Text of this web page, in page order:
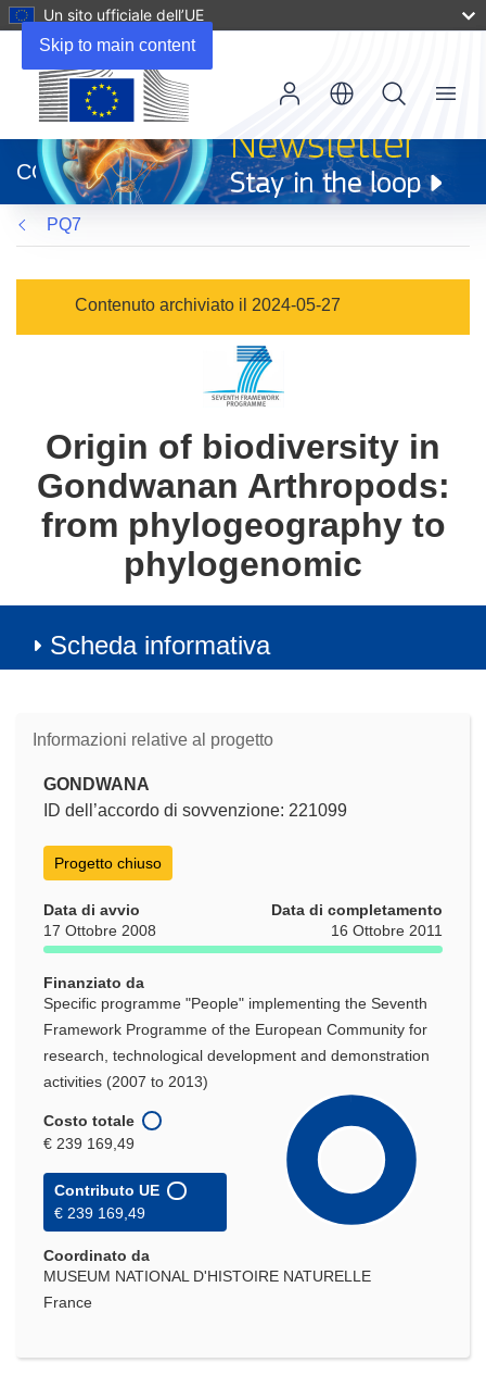
Skip to main content
Un sito ufficiale dell’UE
apre
in
una
nuova
finestra)
CORDIS
Menu
PQ7
Contenuto archiviato il 2024-05-27
Origin of biodiversity in
Gondwanan Arthropods:
from phylogeography to
phylogenomic
Scheda informativa
Informazioni relative al progetto
GONDWANA
ID dell’accordo di sovvenzione: 221099
Progetto chiuso
Data di avvio
17 Ottobre 2008
Data di completamento
16 Ottobre 2011
Finanziato da
Specific programme "People" implementing the Seventh
Framework Programme of the European Community for
research, technological development and demonstration
activities (2007 to 2013)
Costo totale
€ 239 169,49
Contributo UE
€ 239 169,49
Coordinato da
MUSEUM NATIONAL D'HISTOIRE NATURELLE
France